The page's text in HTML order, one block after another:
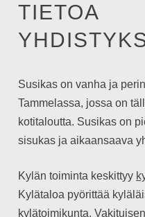
TIETOA
Susikas on vanha ja
Tammelassa, jossa on
kotitaloutta. Susikas on
sisukas ja aikaansaava
Kylän toiminta keskittyy
Kylätaloa pyörittää
kylätoimikunta.